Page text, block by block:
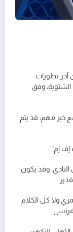
آخر تطورات
الشتوية، وفق
خبر مهم، قد يتم
إف إم” :
وقد يكون
ولا كل الكلام